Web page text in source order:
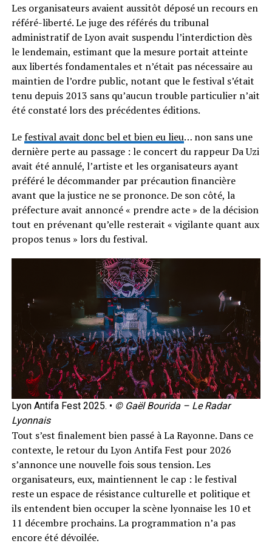
Les organisateurs avaient aussitôt déposé un recours en
référé-liberté. Le juge des référés du tribunal
administratif de Lyon avait suspendu l’interdiction dès
le lendemain, estimant que la mesure portait atteinte
aux libertés fondamentales et n’était pas nécessaire au
maintien de l’ordre public, notant que le festival s’était
tenu depuis 2013 sans qu’aucun trouble particulier n’ait
été constaté lors des précédentes éditions.
Lefestival avait donc bel et bien eu lieu… non sans une
dernière perte au passage : le concert du rappeur Da Uzi
avait été annulé, l’artiste et les organisateurs ayant
préféré le décommander par précaution financière
avant que la justice ne se prononce. De son côté, la
préfecture avait annoncé « prendre acte » de la décision
tout en prévenant qu’elle resterait « vigilante quant aux
propos tenus » lors du festival.
Lyon Antifa Fest 2025. • © Gaël Bourida – Le Radar
Lyonnais
Tout s’est finalement bien passé à La Rayonne. Dans ce
contexte, le retour du Lyon Antifa Fest pour 2026
s’annonce une nouvelle fois sous tension. Les
organisateurs, eux, maintiennent le cap : le festival
reste un espace de résistance culturelle et politique et
ils entendent bien occuper la scène lyonnaise les 10 et
11 décembre prochains. La programmation n’a pas
encore été dévoilée.